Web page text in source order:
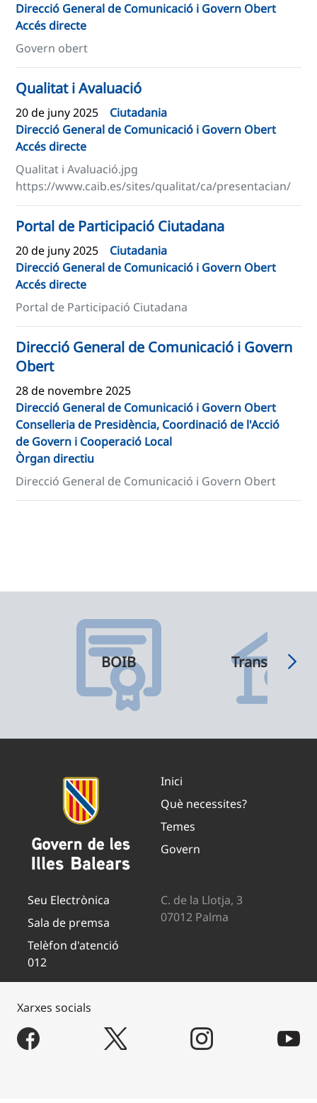
Direcció General de Comunicació i Govern Obert
Accés directe
Govern obert
Qualitat i Avaluació
20 de juny 2025
Ciutadania
Direcció General de Comunicació i Govern Obert
Accés directe
Qualitat i Avaluació.jpg
https://www.caib.es/sites/qualitat/ca/presentacian/
Portal de Participació Ciutadana
20 de juny 2025
Ciutadania
Direcció General de Comunicació i Govern Obert
Accés directe
Portal de Participació Ciutadana
Direcció General de Comunicació i Govern
Obert
28 de novembre 2025
Direcció General de Comunicació i Govern Obert
Conselleria de Presidència, Coordinació de l'Acció
de Govern i Cooperació Local
Òrgan directiu
Direcció General de Comunicació i Govern Obert
BOIB
Inici
Què necessites?
Temes
Govern
Seu Electrònica
Sala de premsa
Telèfon d'atenció
012
C. de la Llotja, 3
07012 Palma
Xarxes socials